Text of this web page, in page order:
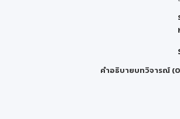
คำอธิบายบทวิจารณ์